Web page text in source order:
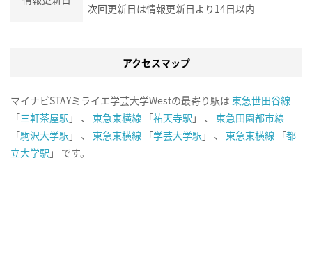
次回更新日は情報更新日より14日以内
アクセスマップ
マイナビSTAYミライエ学芸大学Westの最寄り駅は 東急世田谷線
「三軒茶屋駅 」 、 東急東横線 「祐天寺駅 」 、 東急田園都市線
「駒沢大学駅 」 、 東急東横線 「学芸大学駅 」 、 東急東横線 「都
立大学駅 」 です。